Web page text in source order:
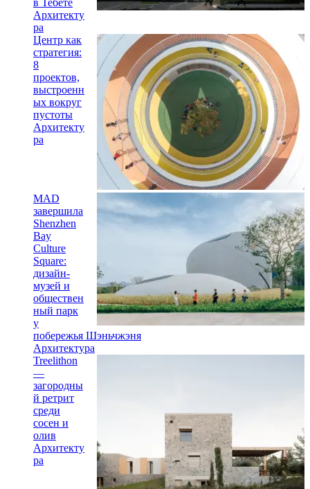
в Тебете
Архитекту
ра
Центр как
стратегия:
8
проектов,
выстроенн
ых вокруг
пустоты
Архитекту
ра
MAD
завершила
Shenzhen
Bay
Culture
Square:
дизайн-
музей и
обществен
ный парк
у
побережья Шэньчжэня
Архитектура
Treelithon
—
загородны
й ретрит
среди
сосен и
олив
Архитекту
ра